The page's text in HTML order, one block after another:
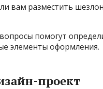
ли вам разместить
помогут
элементы оформления.
проект